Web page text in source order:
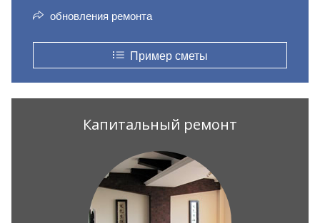
обновления ремонта
Пример сметы
Капитальный ремонт